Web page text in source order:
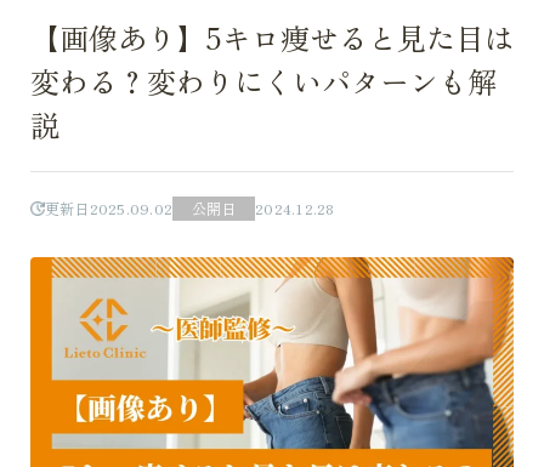
【画像あり】5キロ痩せると見た目は
変わる？変わりにくいパターンも解
説
更新日 2025.09.02 公開日 2024.12.28